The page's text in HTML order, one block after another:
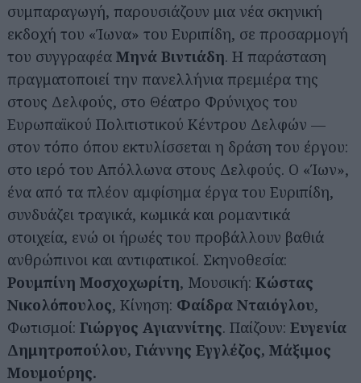
συμπαραγωγή, παρουσιάζουν μια νέα σκηνική
εκδοχή του «Ίωνα» του Ευριπίδη, σε προσαρμογή
του συγγραφέα Μηνά Βιντιάδη. Η παράσταση
πραγματοποιεί την πανελλήνια πρεμιέρα της
στους Δελφούς, στο Θέατρο Φρύνιχος του
Ευρωπαϊκού Πολιτιστικού Κέντρου Δελφών —
στον τόπο όπου εκτυλίσσεται η δράση του έργου:
στο ιερό του Απόλλωνα στους Δελφούς. Ο «Ίων»,
ένα από τα πλέον αμφίσημα έργα του Ευριπίδη,
συνδυάζει τραγικά, κωμικά και ρομαντικά
στοιχεία, ενώ οι ήρωές του προβάλλουν βαθιά
ανθρώπινοι και αντιφατικοί. Σκηνοθεσία:
Ρουμπίνη Μοσχοχωρίτη, Μουσική: Κώστας
Νικολόπουλος, Κίνηση: Φαίδρα Νταιόγλου,
Φωτισμοί: Γιώργος Αγιαννίτης. Παίζουν: Ευγενία
Δημητροπούλου, Γιάννης Εγγλέζος, Μάξιμος
Μουμούρης.